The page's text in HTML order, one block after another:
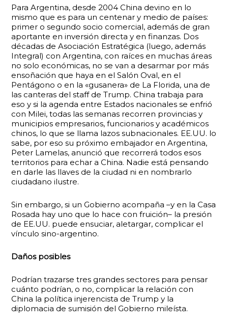
Para Argentina, desde 2004 China devino en lo
mismo que es para un centenar y medio de países:
primer o segundo socio comercial, además de gran
aportante en inversión directa y en finanzas. Dos
décadas de Asociación Estratégica (luego, además
Integral) con Argentina, con raíces en muchas áreas
no solo económicas, no se van a desarmar por más
ensoñación que haya en el Salón Oval, en el
Pentágono o en la «gusanera» de La Florida, una de
las canteras del staff de Trump. China trabaja para
eso y si la agenda entre Estados nacionales se enfrió
con Milei, todas las semanas recorren provincias y
municipios empresarios, funcionarios y académicos
chinos, lo que se llama lazos subnacionales. EE.UU. lo
sabe, por eso su próximo embajador en Argentina,
Peter Lamelas, anunció que recorrerá todos esos
territorios para echar a China. Nadie está pensando
en darle las llaves de la ciudad ni en nombrarlo
ciudadano ilustre.
Sin embargo, si un Gobierno acompaña –y en la Casa
Rosada hay uno que lo hace con fruición– la presión
de EE.UU. puede ensuciar, aletargar, complicar el
vínculo sino-argentino.
Daños posibles
Podrían trazarse tres grandes sectores para pensar
cuánto podrían, o no, complicar la relación con
China la política injerencista de Trump y la
diplomacia de sumisión del Gobierno mileísta.